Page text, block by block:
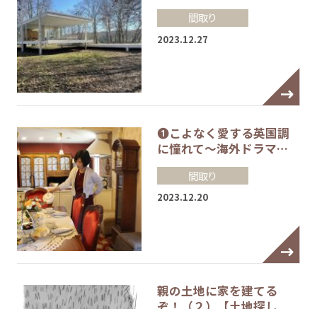
間取り
2023.12.27
❶こよなく愛する英国調
に憧れて～海外ドラマ…
間取り
2023.12.20
親の土地に家を建てる